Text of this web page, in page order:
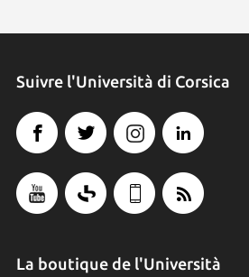
Suivre l'Università di Corsica
La boutique de l'Università